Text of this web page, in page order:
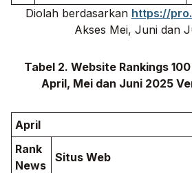
Diolah berdasarkan https://
Akses Mei, Juni dan
Tabel 2. Website Rankings
April, Mei dan Juni 2025
April
Rank
News
Situs Web